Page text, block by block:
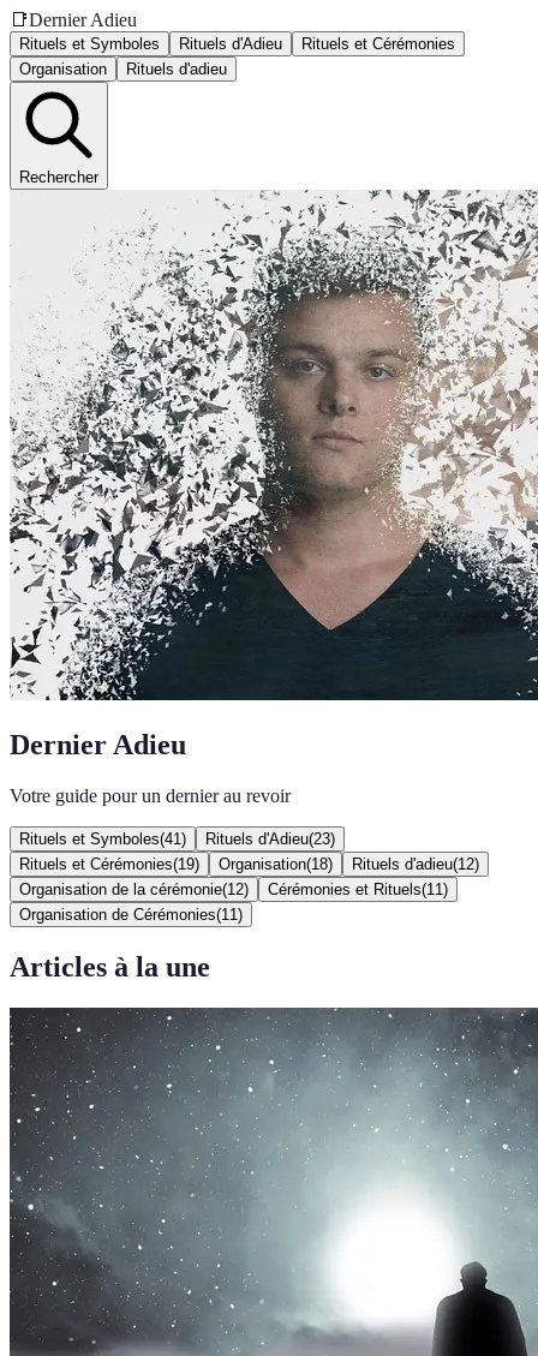
📑Dernier Adieu
Rituels et Symboles Rituels d'Adieu
Rituels et Cérémonies
Organisation
Rituels d'adieu
Rechercher
Dernier Adieu
Votre guide pour un dernier au revoir
Rituels et Symboles(41 ) Rituels d'Adieu(23)
Rituels et Cérémonies(19) Organisation(18) Rituels d'adieu(12)
Organisation de la cérémonie(12) Cérémonies et Rituels(11 )
Organisation de Cérémonies(11 )
Articles à la une